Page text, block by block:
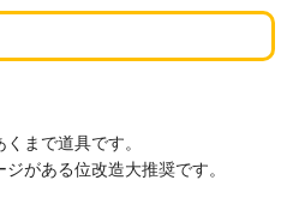
まで道具です。
がある位改造大推奨です。